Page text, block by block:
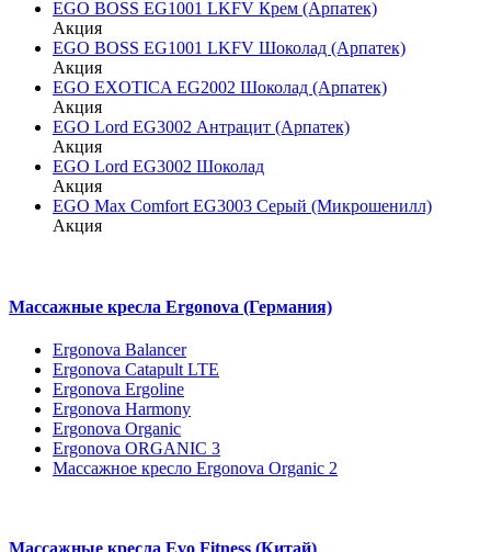
EGO BOSS EG1001 LKFV Крем (Арпатек)
Акция
EGO BOSS EG1001 LKFV Шоколад (Арпатек)
Акция
EGO EXOTICA EG2002 Шоколад (Арпатек)
Акция
EGO Lord EG3002 Антрацит (Арпатек)
Акция
EGO Lord EG3002 Шоколад
Акция
EGO Max Comfort EG3003 Серый (Микрошенилл)
Акция
Массажные кресла Ergonova (Германия)
Ergonova Balancer
Ergonova Catapult LTE
Ergonova Ergoline
Ergonova Harmony
Ergonova Organic
Ergonova ORGANIC 3
Массажное кресло Ergonova Organic 2
Массажные кресла Evo Fitness (Китай)